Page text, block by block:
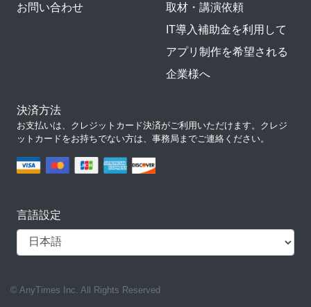
お問い合わせ
取材・講演依頼
IT導入補助金を利用して
アプリ制作を希望される
企業様へ
決済方法
お支払いは、クレジットカード決済がご利用いただけます。クレジ
ットカードをお持ちでない方は、事務局までご連絡ください。
言語設定
© AnyTimes Inc. All Rights Reserved